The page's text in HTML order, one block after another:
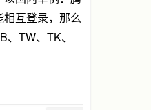
互登录，那么
TW、TK、